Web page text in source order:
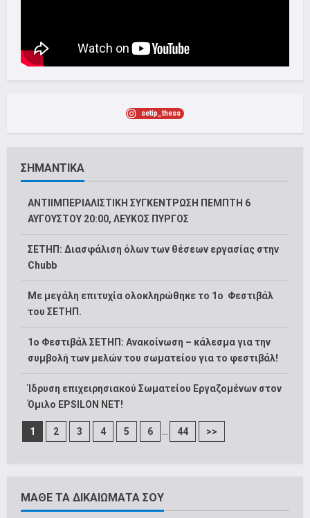
setip_thess
ΣΗΜΑΝΤΙΚΑ
ΑΝΤΙΙΜΠΕΡΙΑΛΙΣΤΙΚΗ ΣΥΓΚΕΝΤΡΩΣΗ ΠΕΜΠΤΗ 6
ΑΥΓΟΥΣΤΟΥ 20:00, ΛΕΥΚΟΣ ΠΥΡΓΟΣ
ΣΕΤΗΠ: Διασφάλιση όλων των θέσεων εργασίας στην
Chubb
Με μεγάλη επιτυχία ολοκληρώθηκε το 1ο Φεστιβάλ
του ΣΕΤΗΠ.
1o Φεστιβάλ ΣΕΤΗΠ: Ανακοίνωση – κάλεσμα για την
συμβολή των μελών του σωματείου για το φεστιβάλ!
Ίδρυση επιχειρησιακού Σωματείου Εργαζομένων στον
Όμιλο EPSILON NET!
1 2 3 4 5 6 ... 44 >>
ΜΑΘΕ ΤΑ ΔΙΚΑΙΩΜΑΤΑ ΣΟΥ